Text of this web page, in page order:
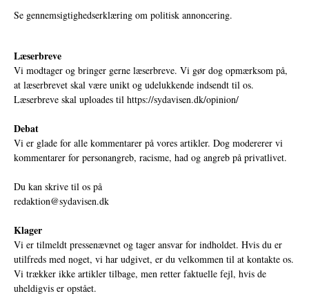
Se gennemsigtighedserklæring om politisk annoncering.
Læserbreve
Vi modtager og bringer gerne læserbreve. Vi gør dog opmærksom på,
at læserbrevet skal være unikt og udelukkende indsendt til os.
Læserbreve skal uploades til https://sydavisen.dk/opinion/
Debat
Vi er glade for alle kommentarer på vores artikler. Dog modererer vi
kommentarer for personangreb, racisme, had og angreb på privatlivet.
Du kan skrive til os på
redaktion@sydavisen.dk
Klager
Vi er tilmeldt pressenævnet og tager ansvar for indholdet. Hvis du er
utilfreds med noget, vi har udgivet, er du velkommen til at kontakte os.
Vi trækker ikke artikler tilbage, men retter faktuelle fejl, hvis de
uheldigvis er opstået.